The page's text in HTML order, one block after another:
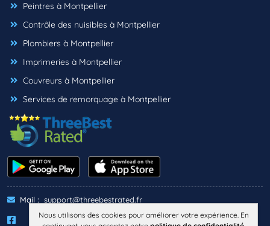
Peintres à Montpellier
Contrôle des nuisibles à Montpellier
Plombiers à Montpellier
Imprimeries à Montpellier
Couvreurs à Montpellier
Services de remorquage à Montpellier
Mail : support@threebestrated.fr
Nous utilisons des cookies pour améliorer votre expérience. En